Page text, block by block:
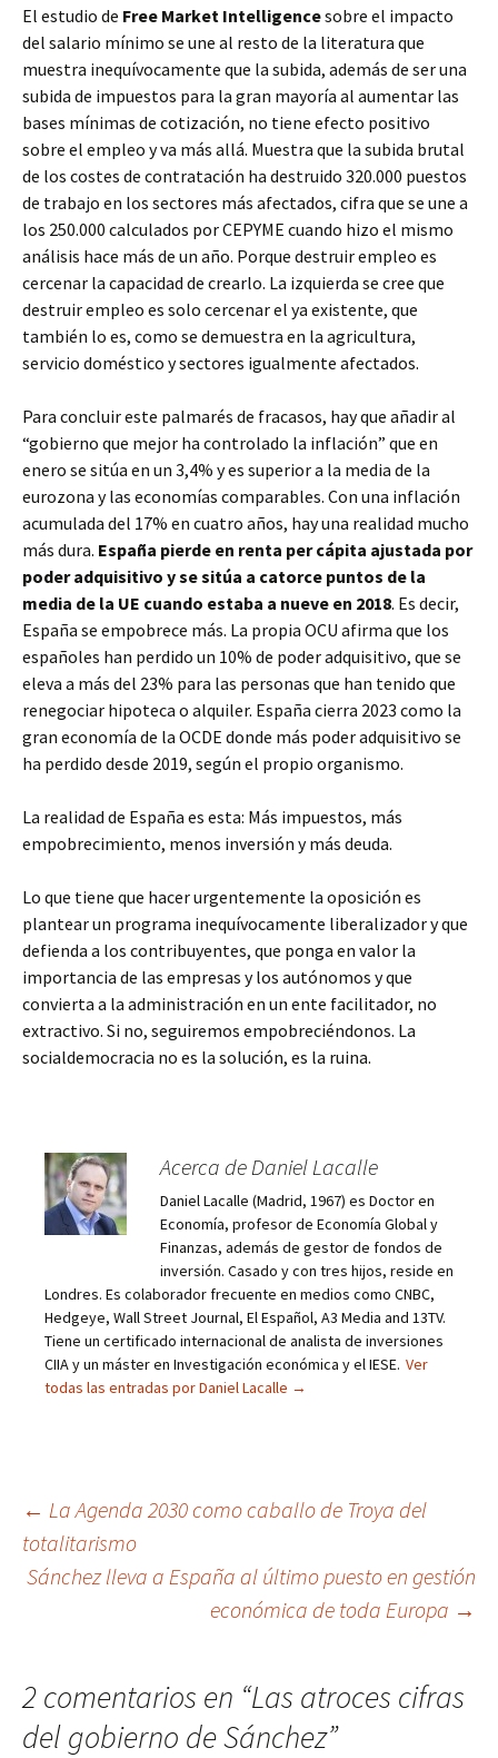
El estudio de Free Market Intelligencesobre el impacto
del salario mínimo se une al resto de la literatura que
muestra inequívocamente que la subida, además de ser una
subida de impuestos para la gran mayoría al aumentar las
bases mínimas de cotización, no tiene efecto positivo
sobre el empleo y va más allá. Muestra que la subida brutal
de los costes de contratación ha destruido 320.000 puestos
de trabajo en los sectores más afectados, cifra que se une a
los 250.000 calculados por CEPYME cuando hizo el mismo
análisis hace más de un año. Porque destruir empleo es
cercenar la capacidad de crearlo. La izquierda se cree que
destruir empleo es solo cercenar el ya existente, que
también lo es, como se demuestra en la agricultura,
servicio doméstico y sectores igualmente afectados.
Para concluir este palmarés de fracasos, hay que añadir al
“gobierno que mejor ha controlado la inflación” que en
enero se sitúa en un 3,4% y es superior a la media de la
eurozona y las economías comparables. Con una inflación
acumulada del 17% en cuatro años, hay una realidad mucho
más dura. España pierde en renta per cápita ajustada por
poder adquisitivo y se sitúa a catorce puntos de la
media de la UE cuando estaba a nueve en 2018. Es decir,
España se empobrece más. La propia OCU afirma que los
españoles han perdido un 10% de poder adquisitivo, que se
eleva a más del 23% para las personas que han tenido que
renegociar hipoteca o alquiler. España cierra 2023 como la
gran economía de la OCDE donde más poder adquisitivo se
ha perdido desde 2019, según el propio organismo.
La realidad de España es esta: Más impuestos, más
empobrecimiento, menos inversión y más deuda.
Lo que tiene que hacer urgentemente la oposición es
plantear un programa inequívocamente liberalizador y que
defienda a los contribuyentes, que ponga en valor la
importancia de las empresas y los autónomos y que
convierta a la administración en un ente facilitador, no
extractivo. Si no, seguiremos empobreciéndonos. La
socialdemocracia no es la solución, es la ruina.
Acerca de Daniel Lacalle
Daniel Lacalle (Madrid, 1967) es Doctor en
Economía, profesor de Economía Global y
Finanzas, además de gestor de fondos de
inversión. Casado y con tres hijos, reside en
Londres. Es colaborador frecuente en medios como CNBC,
Hedgeye, Wall Street Journal, El Español, A3 Media and 13TV.
Tiene un certificado internacional de analista de inversiones
CIIA y un máster en Investigación económica y el IESE. Ver
todas las entradas por Daniel Lacalle →
Navegación
de
← La Agenda 2030 como caballo de Troya del
totalitarismo
Sánchez lleva a España al último puesto en gestión
económica de toda Europa →
2 comentarios en “Las atroces cifras
del gobierno de Sánchez”